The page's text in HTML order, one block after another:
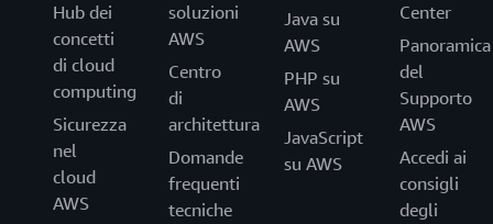
Hub dei
concetti
di cloud
computing
Sicurezza
nel
cloud
AWS
soluzioni
AWS
Centro
di
architettura
Domande
frequenti
tecniche
Java su
AWS
PHP su
AWS
JavaScript
su AWS
Center
Panoramica
del
Supporto
AWS
Accedi ai
consigli
degli